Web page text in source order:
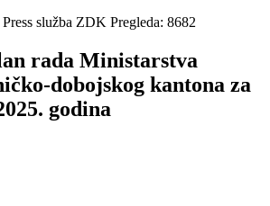
Press služba ZDK Pregleda: 8682
rada Ministarstva
dobojskog kantona za
godina